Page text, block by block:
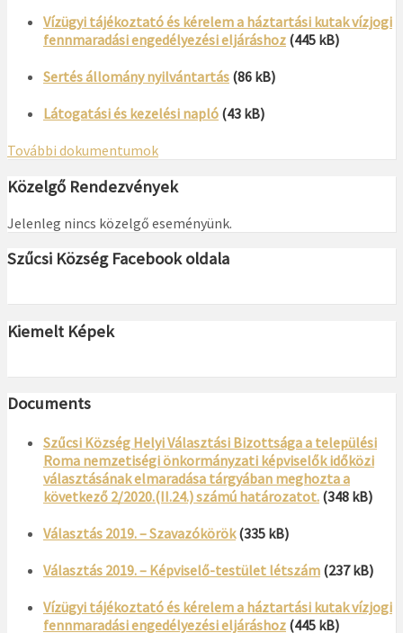
Vízügyi tájékoztató és kérelem a háztartási kutak vízjogi
fennmaradási engedélyezési eljáráshoz (445 kB)
Sertés állomány nyilvántartás (86 kB)
Látogatási és kezelési napló (43 kB)
További dokumentumok
Közelgő Rendezvények
Jelenleg nincs közelgő eseményünk.
Szűcsi Község Facebook oldala
Kiemelt Képek
Documents
Szűcsi Község Helyi Választási Bizottsága a települési
Roma nemzetiségi önkormányzati képviselők időközi
választásának elmaradása tárgyában meghozta a
következő 2/2020.(II.24.) számú határozatot. (348 kB)
Választás 2019. – Szavazókörök (335 kB)
Választás 2019. – Képviselő-testület létszám (237 kB)
Vízügyi tájékoztató és kérelem a háztartási kutak vízjogi
fennmaradási engedélyezési eljáráshoz (445 kB)